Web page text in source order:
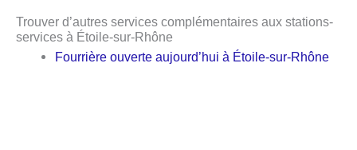
Trouver d’autres services complémentaires aux stations-
services à Étoile-sur-Rhône
Fourrière ouverte aujourd’hui à Étoile-sur-Rhône